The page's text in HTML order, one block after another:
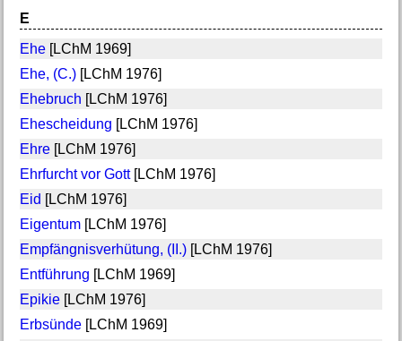
E
Ehe[LChM 1969]
Ehe, (C.)[LChM 1976]
Ehebruch [LChM 1976]
Ehescheidung [LChM 1976]
Ehre[LChM 1976]
Ehrfurcht vor Gott[LChM 1976]
Eid [LChM 1976]
Eigentum[LChM 1976]
Empfängnisverhütung, (II.)[LChM 1976]
Entführung [LChM 1969]
Epikie[LChM 1976]
Erbsünde[LChM 1969]